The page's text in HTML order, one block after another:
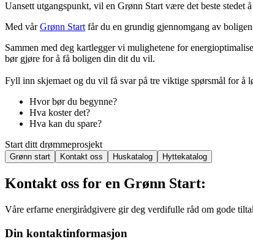
Uansett utgangspunkt, vil en Grønn Start være det beste stedet
Med vårGrønn Start får du en grundig gjennomgang av
Sammen med deg kartlegger vi mulighetene for
bør gjøre for å få boligen din dit du vil.
Fyll inn skjemaet og du vil få svar på tre viktige spørsmål for å
Hvor bør du begynne?
Hva koster det?
Hva kan du spare?
Start ditt drømmeprosjekt
Grønn start Kontakt oss Huskatalog Hyttekatalog
Kontakt oss for en Grønn Start:
Våre erfarne energirådgivere gir deg verdifulle råd om gode
Din kontaktinformasjon